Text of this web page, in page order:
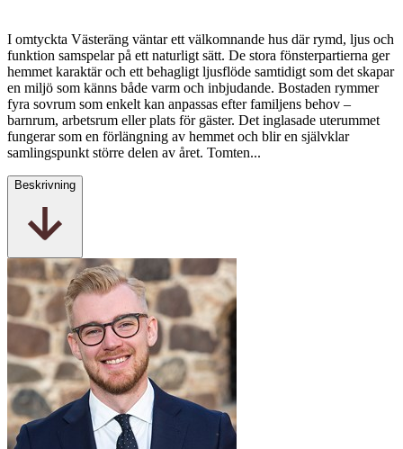
I omtyckta Västeräng väntar ett välkomnande hus där rymd, ljus och
funktion samspelar på ett naturligt sätt. De stora fönsterpartierna ger
hemmet karaktär och ett behagligt ljusflöde samtidigt som det skapar
en miljö som känns både varm och inbjudande. Bostaden rymmer
fyra sovrum som enkelt kan anpassas efter familjens behov –
barnrum, arbetsrum eller plats för gäster. Det inglasade uterummet
fungerar som en förlängning av hemmet och blir en självklar
samlingspunkt större delen av året. Tomten...
Beskrivning